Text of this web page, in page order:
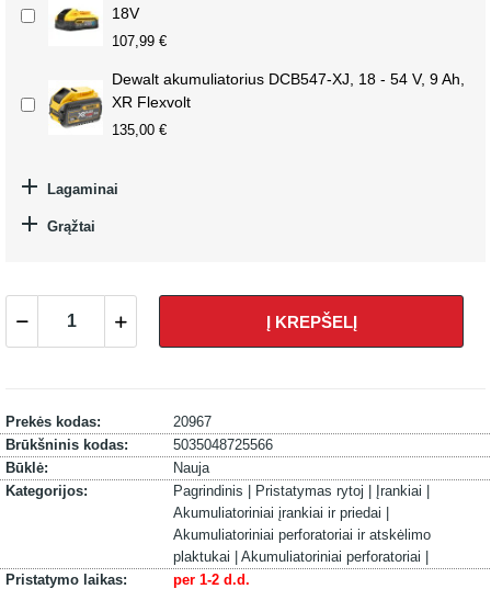
18V
107,99 €
Dewalt akumuliatorius DCB547-XJ, 18 - 54 V, 9 Ah,
XR Flexvolt
135,00 €
 Lagaminai
 Grąžtai
Į KREPŠELĮ
Prekės kodas:
20967
Brūkšninis kodas:
5035048725566
Būklė:
Nauja
Kategorijos:
Pagrindinis | Pristatymas rytoj |
Įrankiai |
Akumuliatoriniai įrankiai ir priedai |
Akumuliatoriniai perforatoriai ir atskėlimo
plaktukai | Akumuliatoriniai perforatoriai |
Pristatymo laikas:
per 1-2 d.d.